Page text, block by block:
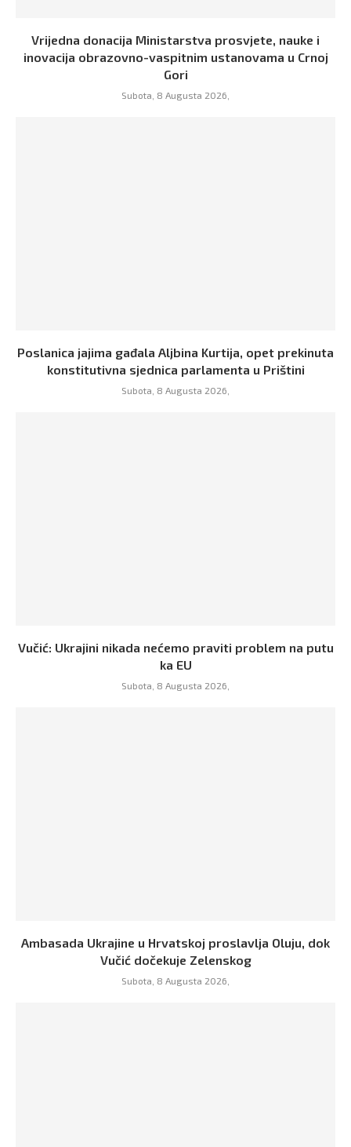
Vrijedna donacija Ministarstva prosvjete, nauke i
inovacija obrazovno-vaspitnim ustanovama u Crnoj
Gori
Subota, 8 Augusta 2026,
Poslanica jajima gađala Aljbina Kurtija, opet prekinuta
konstitutivna sjednica parlamenta u Prištini
Subota, 8 Augusta 2026,
Vučić: Ukrajini nikada nećemo praviti problem na putu
ka EU
Subota, 8 Augusta 2026,
Ambasada Ukrajine u Hrvatskoj proslavlja Oluju, dok
Vučić dočekuje Zelenskog
Subota, 8 Augusta 2026,